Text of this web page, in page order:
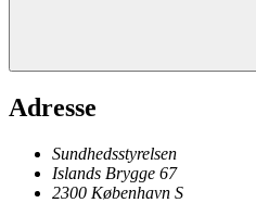
Adresse
Sundhedsstyrelsen
Islands Brygge 67
2300 København S